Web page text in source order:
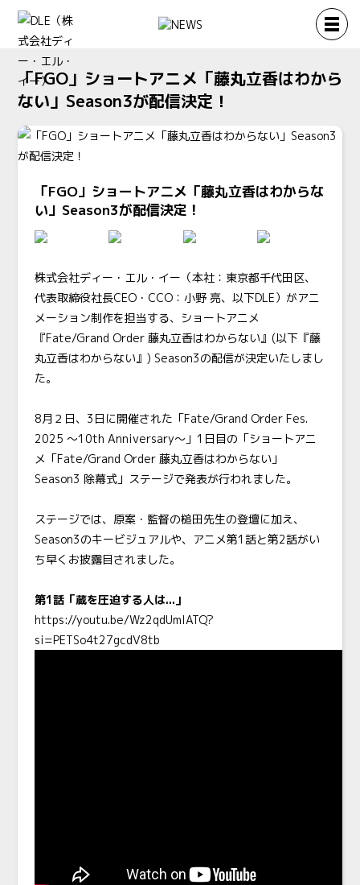
「FGO」ショートアニメ「藤丸立香はわから
ない」Season3が配信決定！
「FGO」ショートアニメ「藤丸立香はわからな
い」Season3が配信決定！
株式会社ディー・エル・イー（本社：東京都千代田区、
代表取締役社長CEO・CCO：小野 亮、以下DLE）がアニ
メーション制作を担当する、ショートアニメ
『Fate/Grand Order 藤丸立香はわからない』(以下『藤
丸立香はわからない』) Season3の配信が決定いたしまし
た。
8月２日、3日に開催された「Fate/Grand Order Fes.
2025 ～10th Anniversary～」1日目の「ショートアニ
メ「Fate/Grand Order 藤丸立香はわからない」
Season3 除幕式」ステージで発表が行われました。
ステージでは、原案・監督の槌田先生の登壇に加え、
Season3のキービジュアルや、アニメ第1話と第2話がい
ち早くお披露目されました。
第1話「蔵を圧迫する人は...」
https://youtu.be/Wz2qdUmlATQ?
si=PETSo4t27gcdV8tb